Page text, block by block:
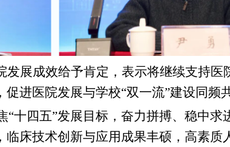
展成效给予肯定，表示将继续支持医
促进医院发展与学校“双一流”建设同频
“十四五”发展目标，奋力拼搏、稳中求
床技术创新与应用成果丰硕，高素质